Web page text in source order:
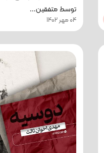
توسط متفقین...
04 مهر 1402